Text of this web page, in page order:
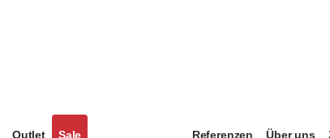
Outlet Sale Referenzen Über uns